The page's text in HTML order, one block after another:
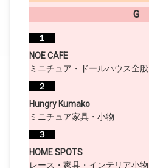
G
１
NOE CAFE
ミニチュア・ドールハウス全般
２
Hungry Kumako
ミニチュア家具・小物
３
HOME SPOTS
レース・家具・インテリア小物